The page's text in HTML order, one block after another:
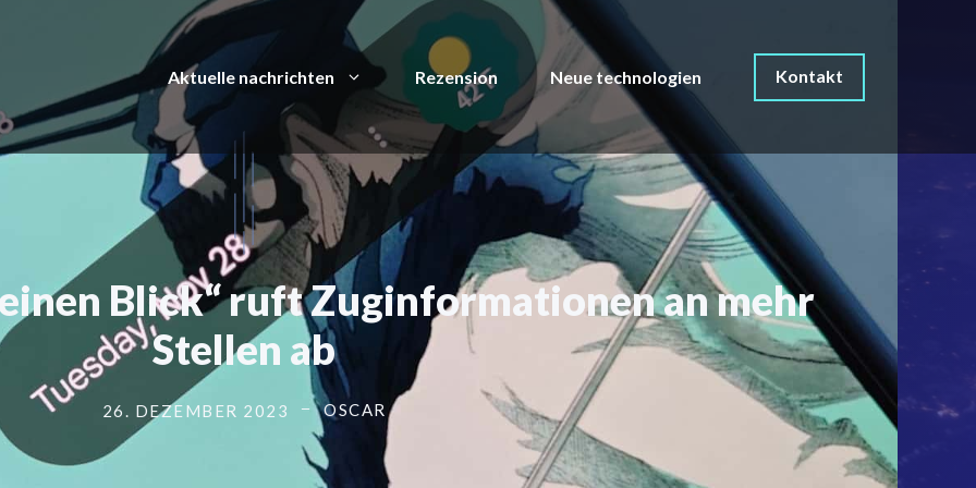
Aktuelle nachrichten Rezension Neue technologien Kontakt
Blick“ ruft Zuginformationen an mehr
Stellen ab
26. DEZEMBER 2023 OSCAR